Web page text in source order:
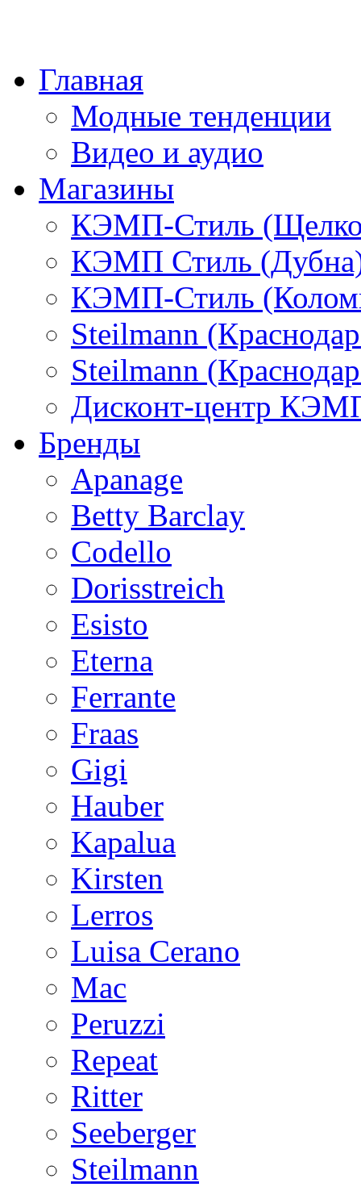
Главная
Модные тенденции
Видео и аудио
Магазины
КЭМП-Стиль
КЭМП Стиль
КЭМП-Стиль
Steilmann
Steilmann
Дисконт-центр
Бренды
Apanage
Betty Barclay
Codello
Dorisstreich
Esisto
Eterna
Ferrante
Fraas
Gigi
Hauber
Kapalua
Kirsten
Lerros
Luisa Cerano
Mac
Peruzzi
Repeat
Ritter
Seeberger
Steilmann